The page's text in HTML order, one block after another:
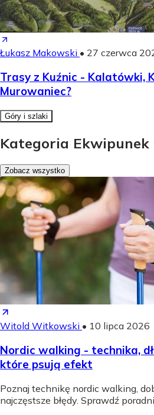
Łukasz Makowski • 27 czerwca
Trasy z Kuźnic - Kalatówki,
Murowaniec?
Góry i szlaki
Kategoria
Zobacz wszystko
Witold Witkowski • 10 lipca 2026
Nordic walking - technika,
które psują efekt
Poznaj technikę nordic walking,
najczęstsze błędy. Sprawdź